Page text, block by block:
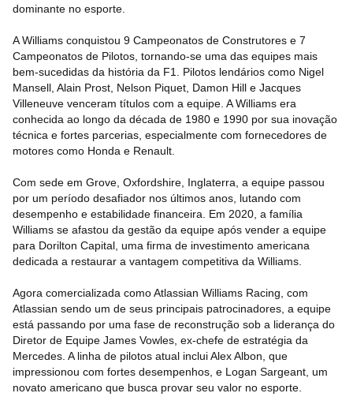
dominante no esporte.
A Williams conquistou 9 Campeonatos de Construtores e 7
Campeonatos de Pilotos, tornando-se uma das equipes mais
bem-sucedidas da história da F1. Pilotos lendários como Nigel
Mansell, Alain Prost, Nelson Piquet, Damon Hill e Jacques
Villeneuve venceram títulos com a equipe. A Williams era
conhecida ao longo da década de 1980 e 1990 por sua inovação
técnica e fortes parcerias, especialmente com fornecedores de
motores como Honda e Renault.
Com sede em Grove, Oxfordshire, Inglaterra, a equipe passou
por um período desafiador nos últimos anos, lutando com
desempenho e estabilidade financeira. Em 2020, a família
Williams se afastou da gestão da equipe após vender a equipe
para Dorilton Capital, uma firma de investimento americana
dedicada a restaurar a vantagem competitiva da Williams.
Agora comercializada como Atlassian Williams Racing, com
Atlassian sendo um de seus principais patrocinadores, a equipe
está passando por uma fase de reconstrução sob a liderança do
Diretor de Equipe James Vowles, ex-chefe de estratégia da
Mercedes. A linha de pilotos atual inclui Alex Albon, que
impressionou com fortes desempenhos, e Logan Sargeant, um
novato americano que busca provar seu valor no esporte.